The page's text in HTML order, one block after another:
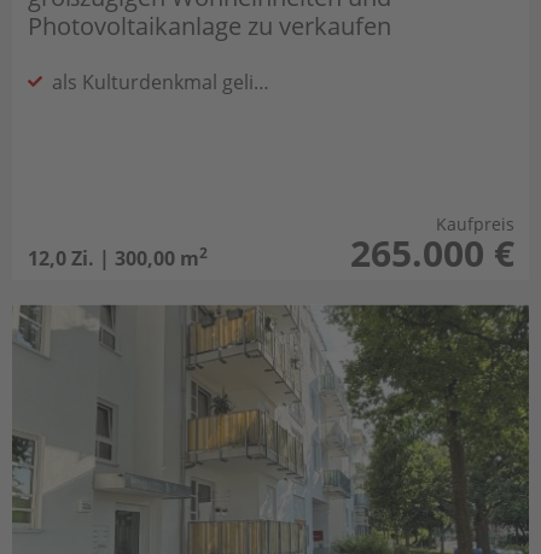
Photovoltaikanlage zu verkaufen
als Kulturdenkmal gelistet
12,0 Zi. | 300,00 m2
Kaufpreis
265.000 €